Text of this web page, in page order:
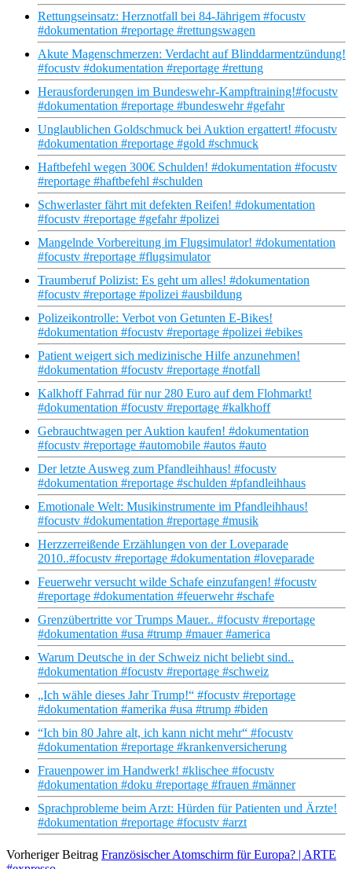
Rettungseinsatz: Herznotfall bei 84-Jährigem #focustv
#dokumentation #reportage #rettungswagen
Akute Magenschmerzen: Verdacht auf Blinddarmentzündung!
#focustv #dokumentation #reportage #rettung
Herausforderungen im Bundeswehr-Kampftraining!#focustv
#dokumentation #reportage #bundeswehr #gefahr
Unglaublichen Goldschmuck bei Auktion ergattert! #focustv
#dokumentation #reportage #gold #schmuck
Haftbefehl wegen 300€ Schulden! #dokumentation #focustv
#reportage #haftbefehl #schulden
Schwerlaster fährt mit defekten Reifen! #dokumentation
#focustv #reportage #gefahr #polizei
Mangelnde Vorbereitung im Flugsimulator! #dokumentation
#focustv #reportage #flugsimulator
Traumberuf Polizist: Es geht um alles! #dokumentation
#focustv #reportage #polizei #ausbildung
Polizeikontrolle: Verbot von Getunten E-Bikes!
#dokumentation #focustv #reportage #polizei #ebikes
Patient weigert sich medizinische Hilfe anzunehmen!
#dokumentation #focustv #reportage #notfall
Kalkhoff Fahrrad für nur 280 Euro auf dem Flohmarkt!
#dokumentation #focustv #reportage #kalkhoff
Gebrauchtwagen per Auktion kaufen! #dokumentation
#focustv #reportage #automobile #autos #auto
Der letzte Ausweg zum Pfandleihhaus! #focustv
#dokumentation #reportage #schulden #pfandleihhaus
Emotionale Welt: Musikinstrumente im Pfandleihhaus!
#focustv #dokumentation #reportage #musik
Herzzerreißende Erzählungen von der Loveparade
2010..#focustv #reportage #dokumentation #loveparade
Feuerwehr versucht wilde Schafe einzufangen! #focustv
#reportage #dokumentation #feuerwehr #schafe
Grenzübertritte vor Trumps Mauer.. #focustv #reportage
#dokumentation #usa #trump #mauer #america
Warum Deutsche in der Schweiz nicht beliebt sind..
#dokumentation #focustv #reportage #schweiz
„Ich wähle dieses Jahr Trump!“ #focustv #reportage
#dokumentation #amerika #usa #trump #biden
“Ich bin 80 Jahre alt, ich kann nicht mehr“ #focustv
#dokumentation #reportage #krankenversicherung
Frauenpower im Handwerk! #klischee #focustv
#dokumentation #doku #reportage #frauen #männer
Sprachprobleme beim Arzt: Hürden für Patienten und Ärzte!
#dokumentation #reportage #focustv #arzt
Vorheriger Beitrag Französischer Atomschirm für Europa? | ARTE